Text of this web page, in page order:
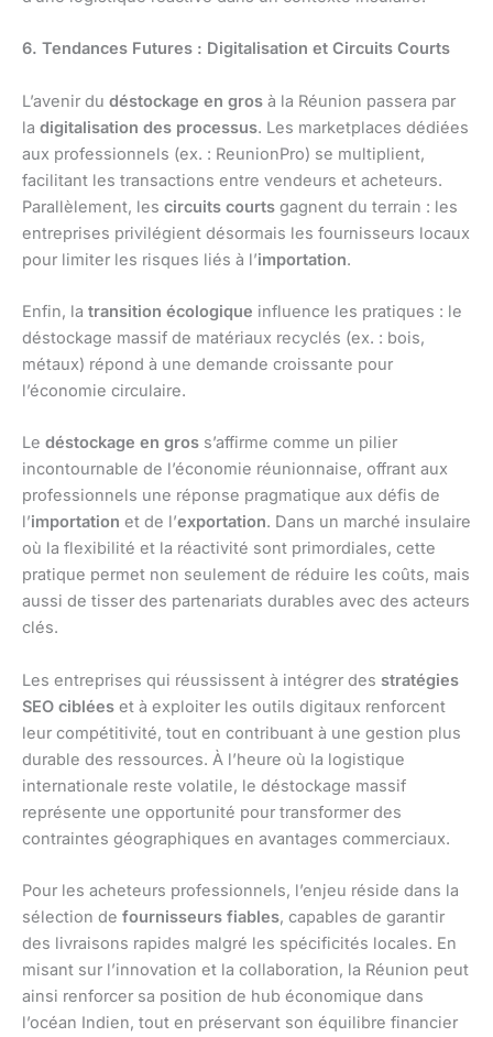
6. Tendances Futures : Digitalisation et Circuits Courts
L’avenir du déstockage en gros à la Réunion passera par
la digitalisation des processus. Les marketplaces dédiées
aux professionnels (ex. : ReunionPro) se multiplient,
facilitant les transactions entre vendeurs et acheteurs.
Parallèlement, les circuits courts gagnent du terrain : les
entreprises privilégient désormais les fournisseurs locaux
pour limiter les risques liés à l’importation.
Enfin, la transition écologique influence les pratiques : le
déstockage massif de matériaux recyclés (ex. : bois,
métaux) répond à une demande croissante pour
l’économie circulaire.
Le déstockage en gros s’affirme comme un pilier
incontournable de l’économie réunionnaise, offrant aux
professionnels une réponse pragmatique aux défis de
l’importation et de l’exportation. Dans un marché insulaire
où la flexibilité et la réactivité sont primordiales, cette
pratique permet non seulement de réduire les coûts, mais
aussi de tisser des partenariats durables avec des acteurs
clés.
Les entreprises qui réussissent à intégrer des stratégies
SEO ciblées et à exploiter les outils digitaux renforcent
leur compétitivité, tout en contribuant à une gestion plus
durable des ressources. À l’heure où la logistique
internationale reste volatile, le déstockage massif
représente une opportunité pour transformer des
contraintes géographiques en avantages commerciaux.
Pour les acheteurs professionnels, l’enjeu réside dans la
sélection de fournisseurs fiables, capables de garantir
des livraisons rapides malgré les spécificités locales. En
misant sur l’innovation et la collaboration, la Réunion peut
ainsi renforcer sa position de hub économique dans
l’océan Indien, tout en préservant son équilibre financier